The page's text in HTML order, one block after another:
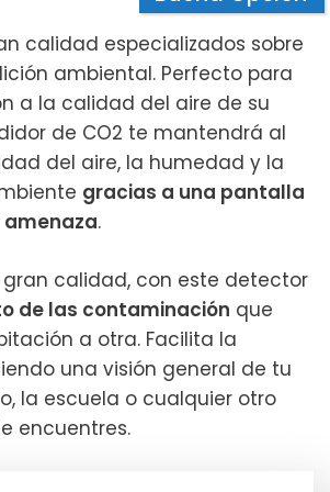
calidad especializados sobre
ambiental. Perfecto para
a la calidad del aire de su
de CO2 te mantendrá al
del aire, la humedad y la
gracias a una pantalla
.
gran calidad, con este detector
de las contaminación que
a otra. Facilita la
una visión general de tu
la escuela o cualquier otro
encuentres.